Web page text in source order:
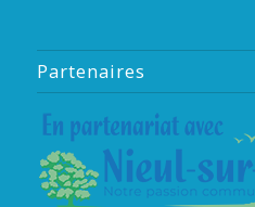
Partenaires